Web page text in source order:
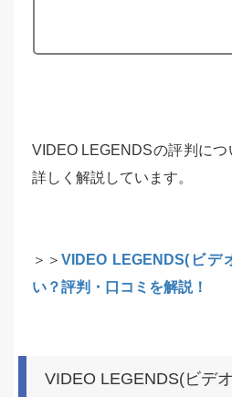
VIDEO LEGENDSの評判に
詳しく解説しています。
＞＞ VIDEO LEGENDS(ビ
い？評判・口コミを解説！
VIDEO LEGENDS(ビデ